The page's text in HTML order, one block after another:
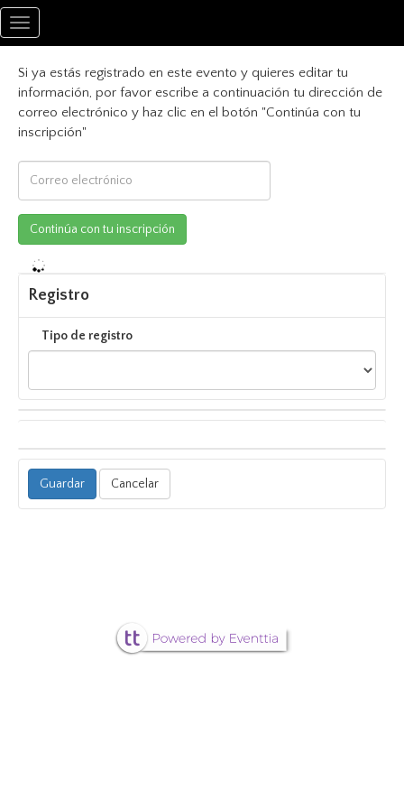
Toggle
navigation
Si ya estás registrado en este evento y quieres editar tu
información, por favor escribe a continuación tu dirección de
correo electrónico y haz clic en el botón "Continúa con tu
inscripción"
Registro
Tipo de registro
Cancelar